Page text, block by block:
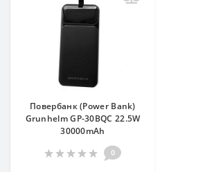
Повербанк (Power Bank)
Grunhelm GP-30BQC 22.5W
30000mAh
0